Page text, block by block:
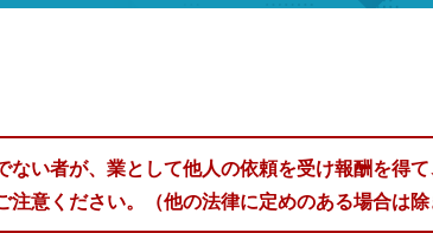
ない者が、業として他人の依頼を受け報酬を得
意ください。（他の法律に定めのある場合は除